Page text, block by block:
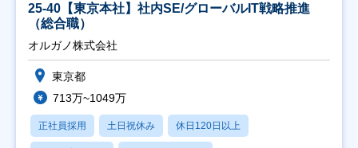
25-40【東京本社】社内SE/グローバルIT戦略推進
（総合職）
オルガノ株式会社
東京都
713万~1049万
正社員採用 土日祝休み 休日120日以上